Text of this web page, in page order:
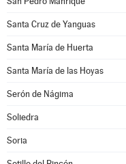
Santa Cruz de Yanguas
Santa María de Huerta
Santa María de las Hoyas
Serón de Nágima
Soliedra
Soria